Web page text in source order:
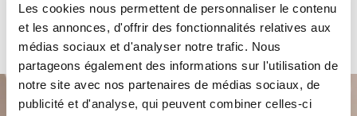
Les cookies nous permettent de personnaliser le contenu
et les annonces, d'offrir des fonctionnalités relatives aux
médias sociaux et d'analyser notre trafic. Nous
partageons également des informations sur l'utilisation de
notre site avec nos partenaires de médias sociaux, de
publicité et d'analyse, qui peuvent combiner celles-ci